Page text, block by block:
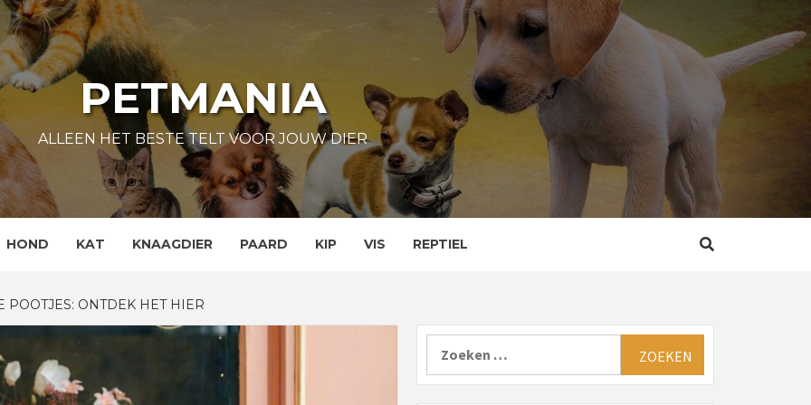
PETMANIA
ALLEEN HET BESTE TELT VOOR JOUW DIER
HOND KAT KNAAGDIER PAARD KIP VIS REPTIEL
POOTJES: ONTDEK HET HIER